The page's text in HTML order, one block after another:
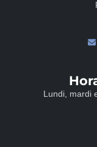
Lundi, mardi